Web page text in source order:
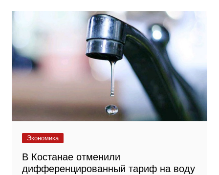
Экономика
В Костанае отменили
дифференцированный тариф на воду